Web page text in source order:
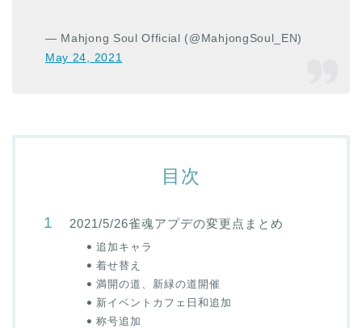
— Mahjong Soul Official (@MahjongSoul_EN)
May 24, 2021
目次
2021/5/26雀魂アプデの変更点まとめ
追加キャラ
着せ替え
満開の道、新緑の道開催
新イベントカフェ日和追加
称号追加